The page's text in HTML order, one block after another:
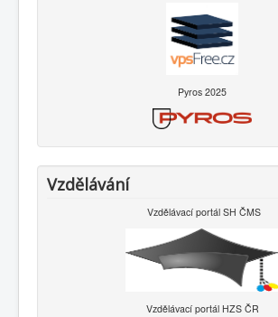
Pyros 2025
Vzdělávání
Vzdělávací portál SH ČMS
Vzdělávací portál HZS ČR